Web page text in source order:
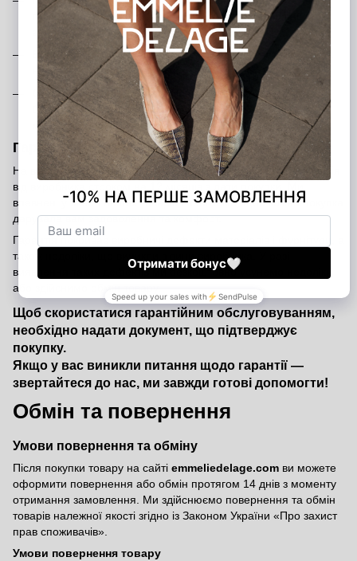
передоплати 200 грн (передоплата є гарантією вашого
Банківський переказ— ви можете переказати кошти на
наш розрахунковий рахунок
Оплата в шоурумах— розрахуватися можна готівкою,
банківською карткою або через термінал у наших
магазинах у Києві та Харкові
Гарантія від виробника — 12 місяців
На всі вироби Emmelie Delage поширюється офіційна гарантія
від виробника строком на 12 місяців з дати покупки. Ми
впевнені у якості наших товарів і прагнемо, щоб кожна покупка
дарувала вам задоволення та комфорт.
Гарантія покриває виробничі дефекти матеріалів і фурнітури, а
також недоліки, що виникли з вини виробника. У разі
виявлення таких дефектів ми безкоштовно усунемо недоліки
або здійснимо обмін товару.
Щоб скористатися гарантійним обслуговуванням,
необхідно надати документ, що підтверджує
покупку.
Якщо у вас виникли питання щодо гарантії —
звертайтеся до нас, ми завжди готові допомогти!
Обмін та повернення
Умови повернення та обміну
Після покупки товару на сайті emmeliedelage.com ви можете
оформити повернення або обмін протягом 14 днів з моменту
отримання замовлення. Ми здійснюємо повернення та обмін
товарів належної якості згідно із Законом України «Про захист
прав споживачів»
Умови повернення товару